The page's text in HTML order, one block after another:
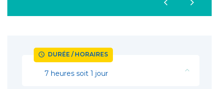
DURÉE / HORAIRES
7 heures soit 1 jour